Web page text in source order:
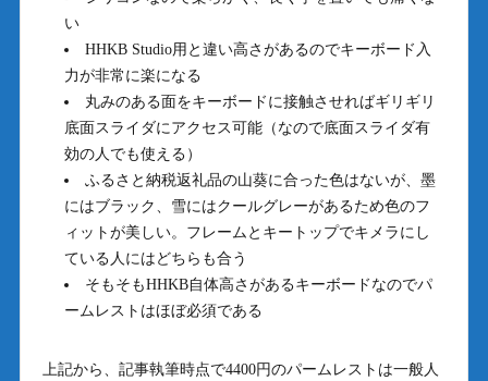
い
HHKB Studio用と違い高さがあるのでキーボード入
力が非常に楽になる
丸みのある面をキーボードに接触させればギリギリ
底面スライダにアクセス可能（なので底面スライダ有
効の人でも使える）
ふるさと納税返礼品の山葵に合った色はないが、墨
にはブラック、雪にはクールグレーがあるため色のフ
ィットが美しい。フレームとキートップでキメラにし
ている人にはどちらも合う
そもそもHHKB自体高さがあるキーボードなのでパ
ームレストはほぼ必須である
上記から、記事執筆時点で4400円のパームレストは一般人